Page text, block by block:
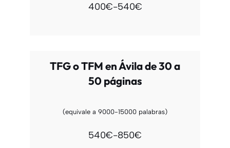
400€-540€
TFG o TFM en Ávila de 30 a
50 páginas
(equivale a 9000-15000 palabras)
540€-850€